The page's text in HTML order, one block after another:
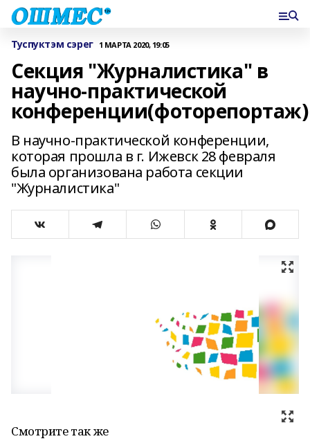
Туспуктэм сэрег 1 МАРТА 2020, 19:05
Секция "Журналистика" в
научно-практической
конференции(фоторепортаж)
В научно-практической конференции,
которая прошла в г. Ижевск 28 февраля
была организована работа секции
"Журналистика"
Смотрите так же